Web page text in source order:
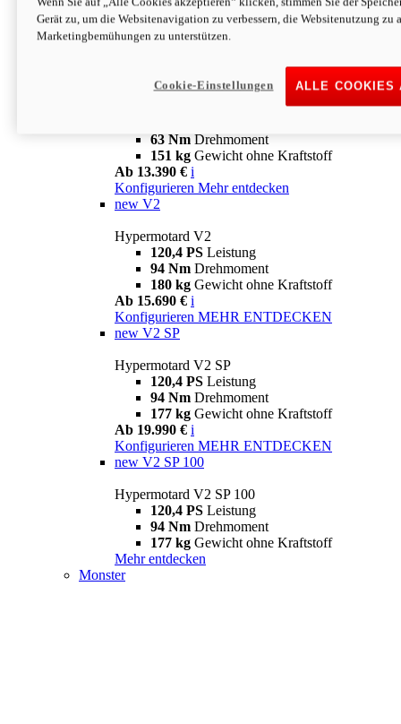
63 NmDrehmoment
151 kgGewicht ohne Kraftstoff
Ab 13.890 € i
63 Nm Drehmoment
151 kg Gewicht ohne Kraftstoff
Ab 13.390 € i
Konfigurieren Mehr entdecken
new V2
Hypermotard V2
120,4 PS Leistung
94 Nm Drehmoment
180 kg Gewicht ohne Kraftstoff
Ab 15.690 € i
Konfigurieren MEHR ENTDECKEN
new V2 SP
Hypermotard V2 SP
120,4 PS Leistung
94 Nm Drehmoment
177 kg Gewicht ohne Kraftstoff
Ab 19.990 € i
Konfigurieren MEHR ENTDECKEN
new V2 SP 100
Hypermotard V2 SP 100
120,4 PS Leistung
94 Nm Drehmoment
177 kg Gewicht ohne Kraftstoff
Mehr entdecken
Monster
Gerät zu, um die Websitenavigation zu verbessern, die Websitenutzung zu
Marketingbemühungen zu unterstützen.
ALLE COOKIES
Cookie-Einstellungen